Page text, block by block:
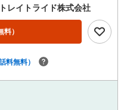
レイトライド株式会社
料）
料無料）